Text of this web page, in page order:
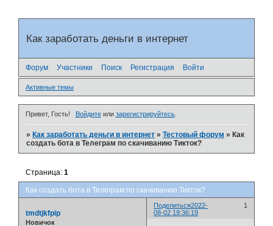
Как заработать деньги в интернет
Форум Участники Поиск Регистрация Войти
Активные темы
Привет, Гость! Войдитеили зарегистрируйтесь.
»Как заработать деньги в интернет »Тестовый форум »Как
создать бота в Телеграм по скачиванию Тикток?
Как создать бота в Телеграм по скачиванию Тикток?
Страница:1
Поделиться 1
2022-
08-02 19:36:19
tmdtjkfpip
Новичок